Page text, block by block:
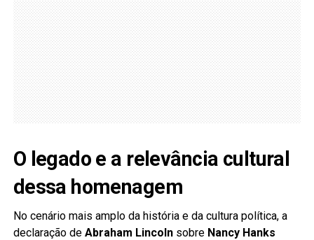
O legado e a relevância cultural
dessa homenagem
No cenário mais amplo da história e da cultura política, a
declaração de Abraham Lincolnsobre Nancy Hanks